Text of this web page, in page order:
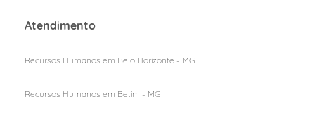
Atendimento
Recursos Humanos em Belo Horizonte - MG
Recursos Humanos em Betim - MG